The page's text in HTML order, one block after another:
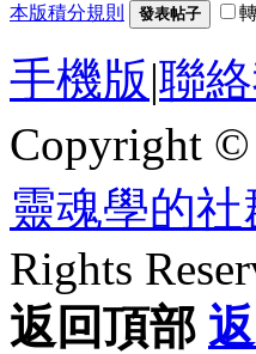
本版積分規則 發表帖子
手機版|聯
Copyright ©
靈魂學的社
Rights
返回頂部